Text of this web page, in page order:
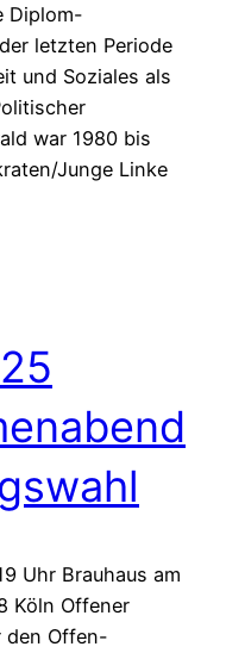
Diplom-
letzten Periode
und Soziales als
war 1980 bis
Junge Linke
Uhr Brauhaus am
Köln Offener
den Offen-